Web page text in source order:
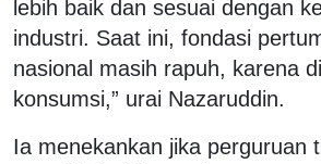
lebih baik dan sesuai dengan
industri. Saat ini, fondasi
nasional masih rapuh, karena
konsumsi,” urai Nazaruddin.
Ia menekankan jika perguruan